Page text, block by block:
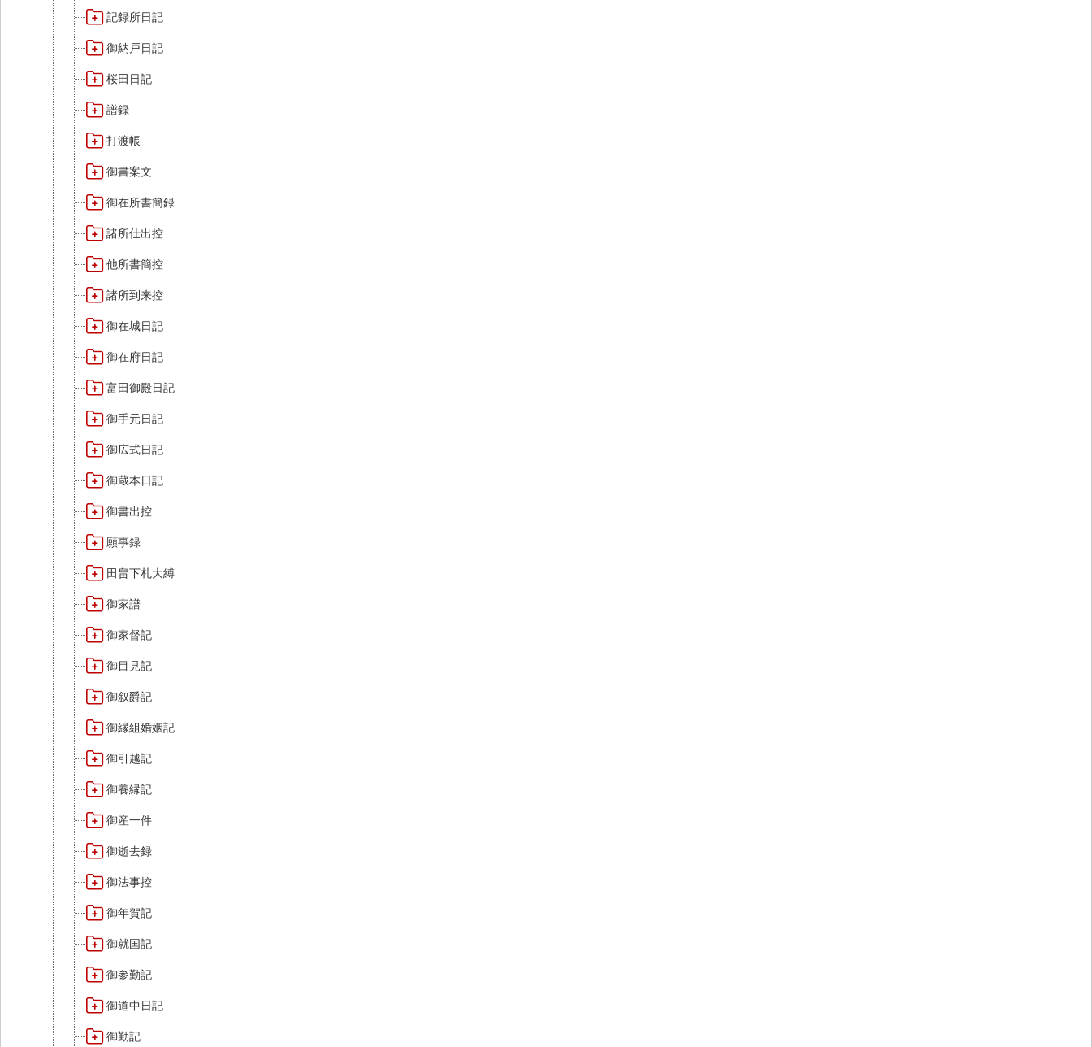
記録所日記
御納戸日記
桜田日記
譜録
打渡帳
御書案文
御在所書簡録
諸所仕出控
他所書簡控
諸所到来控
御在城日記
御在府日記
富田御殿日記
御手元日記
御広式日記
御蔵本日記
御書出控
願事録
田畠下札大縛
御家譜
御家督記
御目見記
御叙爵記
御縁組婚姻記
御引越記
御養縁記
御産一件
御逝去録
御法事控
御年賀記
御就国記
御参勤記
御道中日記
御勤記